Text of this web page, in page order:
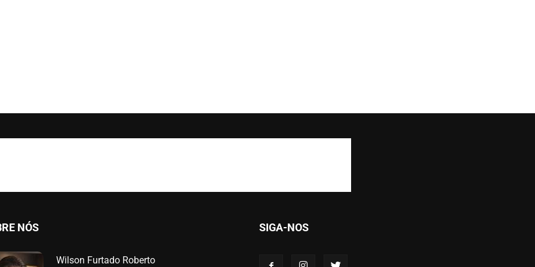
NÓS
Wilson Furtado Roberto
SIGA-NOS